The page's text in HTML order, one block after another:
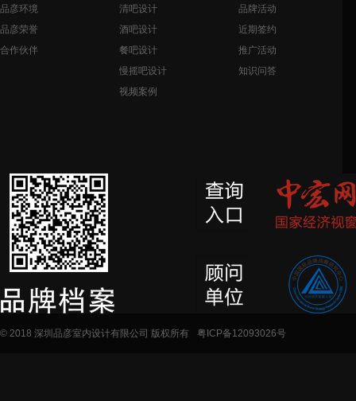
品彦环境
品彦荣誉
合作伙伴
清吧设计
酒吧设计
餐吧设计
慢摇吧设计
视频案例
品牌活动
近期签约
推广活动
知识问答
© 2018 深圳品彦室内设计有限公司 版权所有 粤ICP备12093026号